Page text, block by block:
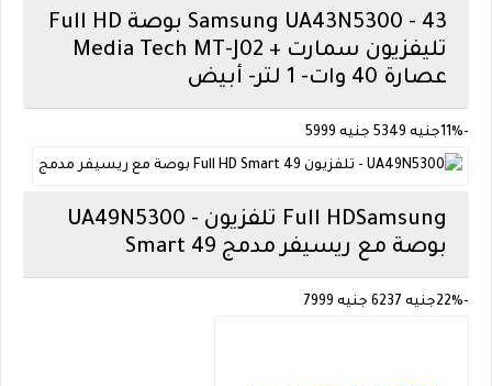
Samsung
UA43N5300 - 43 بوصة Full HD
تليفزيون سمارت + Media Tech MT-J02
عصارة 40 وات- 1 لتر- أبيض
-11% جنيه 5349 جنيه 5999
Samsung
UA49N5300 - تلفزيون Full HD
Smart 49 بوصة مع ريسيفر مدمج
-22% جنيه 6237 جنيه 7999